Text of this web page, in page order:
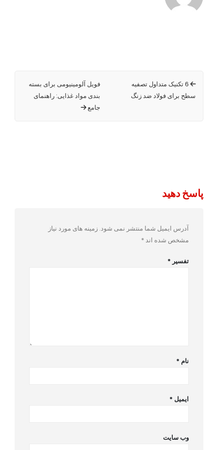
6 تکنیک متداول تصفیه
سطح برای فولاد ضد زنگ
فویل آلومینیومی برای بسته
بندی مواد غذایی: راهنمای
جامع
پاسخ دهید
آدرس ایمیل شما منتشر نمی شود. زمینه های مورد نیاز
مشخص شده اند*
تفسیر *
نام *
ایمیل *
وب سایت